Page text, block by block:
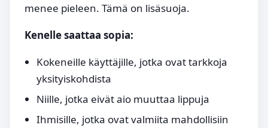
menee pieleen. Tämä on lisäsuoja.
Kenelle saattaa sopia:
Kokeneille käyttäjille, jotka ovat tarkkoja
yksityiskohdista
Niille, jotka eivät aio muuttaa lippuja
Ihmisille, jotka ovat valmiita mahdollisiin